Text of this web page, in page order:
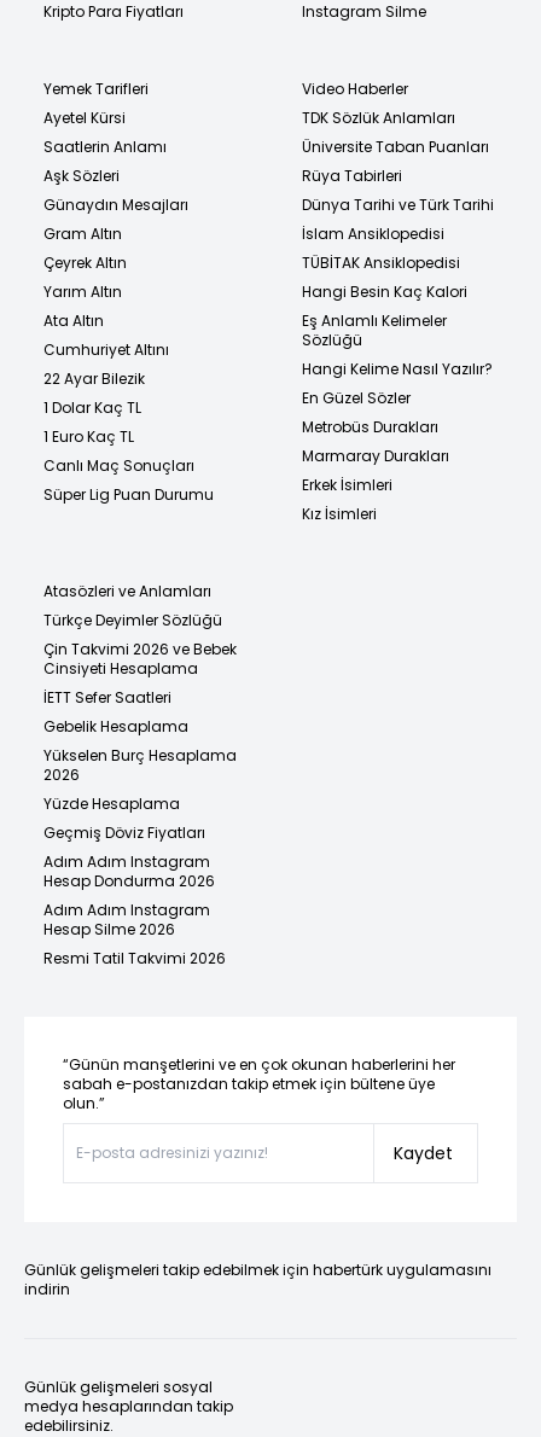
Kripto Para Fiyatları
Instagram Silme
Yemek Tarifleri
Ayetel Kürsi
Saatlerin Anlamı
Aşk Sözleri
Günaydın Mesajları
Gram Altın
Çeyrek Altın
Yarım Altın
Ata Altın
Cumhuriyet Altını
22 Ayar Bilezik
1 Dolar Kaç TL
1 Euro Kaç TL
Canlı Maç Sonuçları
Süper Lig Puan Durumu
Video Haberler
TDK Sözlük Anlamları
Üniversite Taban Puanları
Rüya Tabirleri
Dünya Tarihi ve Türk Tarihi
İslam Ansiklopedisi
TÜBİTAK Ansiklopedisi
Hangi Besin Kaç Kalori
Eş Anlamlı Kelimeler
Sözlüğü
Hangi Kelime Nasıl Yazılır?
En Güzel Sözler
Metrobüs Durakları
Marmaray Durakları
Erkek İsimleri
Kız İsimleri
Atasözleri ve Anlamları
Türkçe Deyimler Sözlüğü
Çin Takvimi 2026 ve Bebek
Cinsiyeti Hesaplama
İETT Sefer Saatleri
Gebelik Hesaplama
Yükselen Burç Hesaplama
2026
Yüzde Hesaplama
Geçmiş Döviz Fiyatları
Adım Adım Instagram
Hesap Dondurma 2026
Adım Adım Instagram
Hesap Silme 2026
Resmi Tatil Takvimi 2026
“Günün manşetlerini ve en çok okunan haberlerini her
sabah e-postanızdan takip etmek için bültene üye
olun.”
Kaydet
Günlük gelişmeleri takip edebilmek için habertürk uygulamasını
indirin
Günlük gelişmeleri sosyal
medya hesaplarından takip
edebilirsiniz.